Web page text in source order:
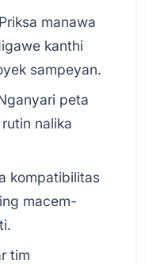
Priksa manawa
kanthi
sampeyan.
peta
nalika
kompatibilitas
macem-
tim